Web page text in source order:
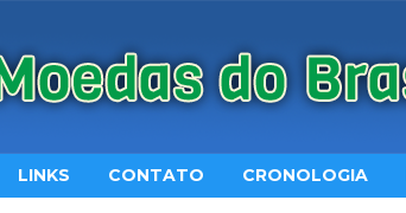
LINKS CONTATO CRONOLOGIA